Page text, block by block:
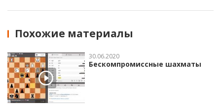
Похожие материалы
30.06.2020
Бескомпромиссные шахматы